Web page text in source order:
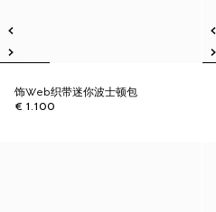
饰Web织带迷你波士顿包
€ 1.100